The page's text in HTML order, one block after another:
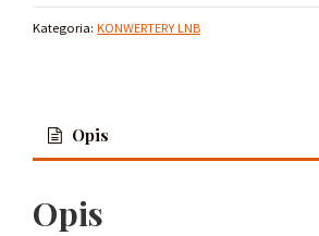
Kategoria: KONWERTERY LNB
Opis
Opis